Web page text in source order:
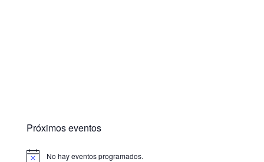
Próximos eventos
No hay eventos programados.